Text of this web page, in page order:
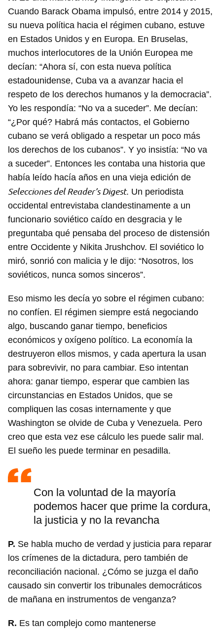
Guardar como favorito
iniciar sesión con tu cuenta de 14ymedio.
Cuando Barack Obama impulsó, entre 2014 y 2015,
su nueva política hacia el régimen cubano, estuve
en Estados Unidos y en Europa. En Bruselas,
muchos interlocutores de la Unión Europea me
decían: “Ahora sí, con esta nueva política
estadounidense, Cuba va a avanzar hacia el
respeto de los derechos humanos y la democracia”.
Yo les respondía: “No va a suceder”. Me decían:
“¿Por qué? Habrá más contactos, el Gobierno
cubano se verá obligado a respetar un poco más
los derechos de los cubanos”. Y yo insistía: “No va
a suceder”. Entonces les contaba una historia que
había leído hacía años en una vieja edición de
Selecciones del Reader’s Digest. Un periodista
occidental entrevistaba clandestinamente a un
funcionario soviético caído en desgracia y le
preguntaba qué pensaba del proceso de distensión
entre Occidente y Nikita Jrushchov. El soviético lo
miró, sonrió con malicia y le dijo: “Nosotros, los
soviéticos, nunca somos sinceros”.
Eso mismo les decía yo sobre el régimen cubano:
no confíen. El régimen siempre está negociando
algo, buscando ganar tiempo, beneficios
económicos y oxígeno político. La economía la
destruyeron ellos mismos, y cada apertura la usan
para sobrevivir, no para cambiar. Eso intentan
ahora: ganar tiempo, esperar que cambien las
circunstancias en Estados Unidos, que se
compliquen las cosas internamente y que
Washington se olvide de Cuba y Venezuela. Pero
creo que esta vez ese cálculo les puede salir mal.
El sueño les puede terminar en pesadilla.
Con la voluntad de la mayoría
podemos hacer que prime la cordura,
la justicia y no la revancha
P. Se habla mucho de verdad y justicia para reparar
los crímenes de la dictadura, pero también de
reconciliación nacional. ¿Cómo se juzga el daño
causado sin convertir los tribunales democráticos
de mañana en instrumentos de venganza?
R. Es tan complejo como mantenerse